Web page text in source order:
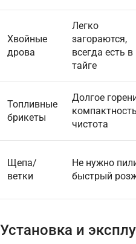
Хвойные
дрова
Легко
загораются,
всегда есть в
тайге
Топливные
брикеты
Долгое
чистота
Щепа/
ветки
Не нужно
быстрый
Установка и